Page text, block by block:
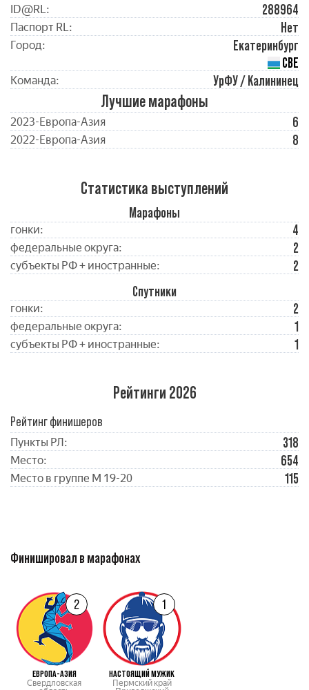
ID@RL: 288964
Паспорт RL: Нет
Город:
Екатеринбург
СВЕ
Команда: УрФУ / Калининец
Лучшие марафоны
2023-Европа-Азия 6
2022-Европа-Азия 8
Статистика выступлений
Марафоны
гонки: 4
федеральные округа: 2
субъекты РФ + иностранные:
2
Спутники
гонки: 2
федеральные округа: 1
субъекты РФ + иностранные: 1
Рейтинги 2026
Рейтинг финишеров
Пункты РЛ: 318
Место: 654
Место в группе М 19-20 115
Финишировал в марафонах
2
ЕВРОПА-АЗИЯ
Свердловская
1
НАСТОЯЩИЙ МУЖИК
Пермский край